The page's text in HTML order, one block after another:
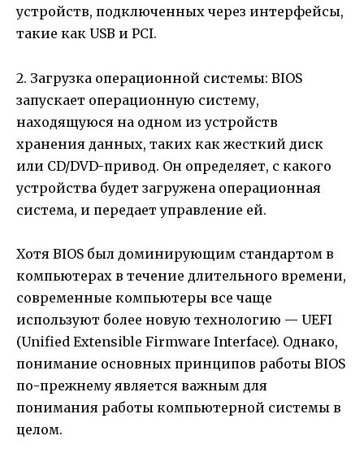
устройств, подключенных через интерфейсы,
такие как USB и PCI.
2. Загрузка операционной системы: BIOS
запускает операционную систему,
находящуюся на одном из устройств
хранения данных, таких как жесткий диск
или CD/DVD-привод. Он определяет, с какого
устройства будет загружена операционная
система, и передает управление ей.
Хотя BIOS был доминирующим стандартом в
компьютерах в течение длительного времени,
современные компьютеры все чаще
используют более новую технологию — UEFI
(Unified Extensible Firmware Interface). Однако,
понимание основных принципов работы BIOS
по-прежнему является важным для
понимания работы компьютерной системы в
целом.